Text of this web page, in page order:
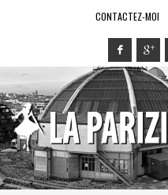
CONTACTEZ-MOI